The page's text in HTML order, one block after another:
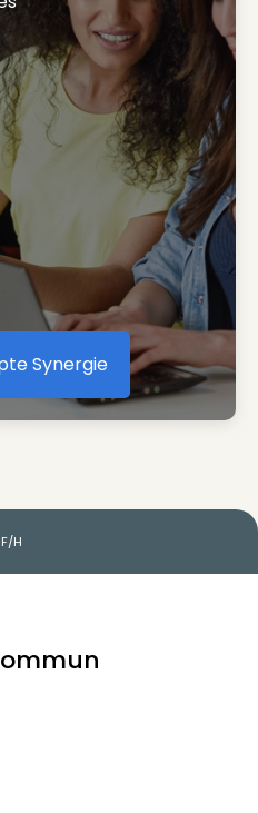
votre compte Synergie
Synergie
H